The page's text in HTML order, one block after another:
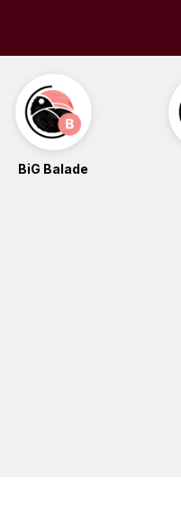
BiG Balade